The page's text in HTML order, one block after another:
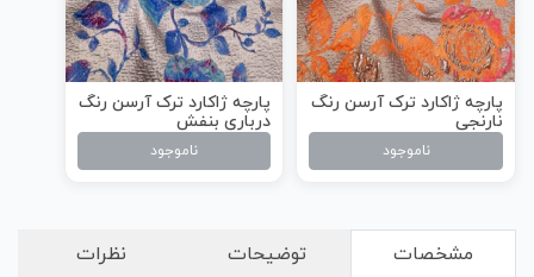
پارچه ژاکارد ترک آرسن رنگ
نارنجی
ناموجود
پارچه ژاکارد ترک آرسن رنگ
درباری بنفش
ناموجود
مشخصات توضیحات نظرات